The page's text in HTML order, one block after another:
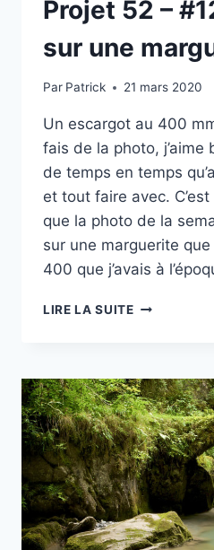
Projet 52 –
sur une
Par Patrick 21 mars 2020
Un escargot au 400
fais de la photo, j’aime
de temps en temps
et tout faire avec.
que la photo de la
sur une marguerite que
400 que j’avais à
LIRE LA SUITEPROJET
–
ESCARGOT
SUR
UNE